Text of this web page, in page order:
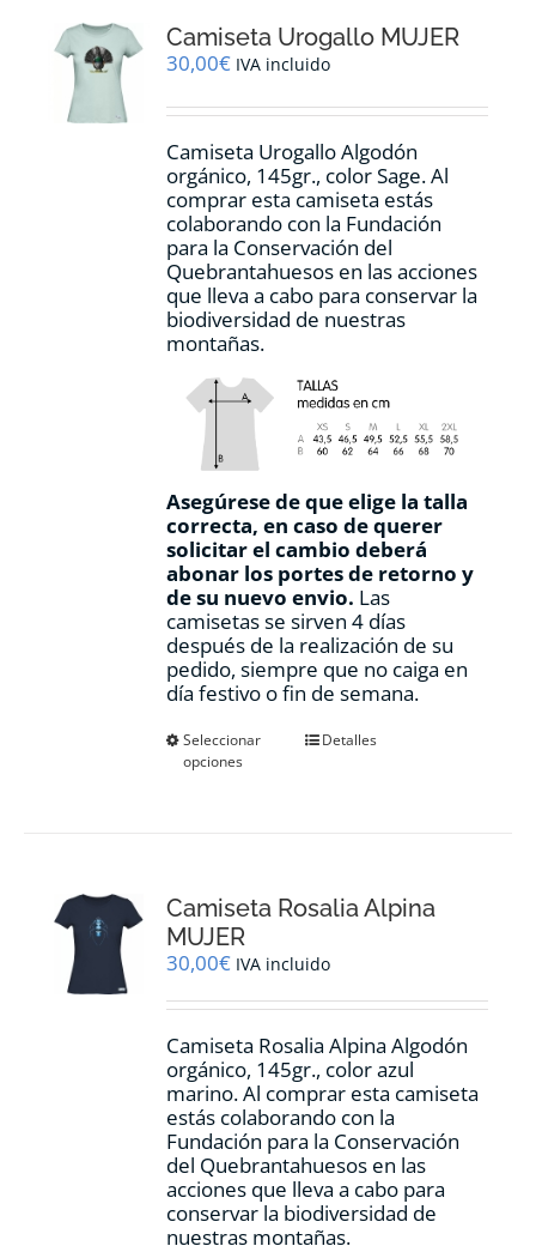
se
pueden
en
página
de
producto
Camiseta Urogallo MUJER
30,00€ IVA incluido
Camiseta Urogallo Algodón
orgánico, 145gr., color Sage. Al
comprar esta camiseta estás
colaborando con la Fundación
para la Conservación del
Quebrantahuesos en las acciones
que lleva a cabo para conservar la
biodiversidad de nuestras
montañas.
Asegúrese de que elige la talla
correcta, en caso de querer
solicitar el cambio deberá
abonar los portes de retorno y
de su nuevo envio. Las
camisetas se sirven 4 días
después de la realización de su
pedido, siempre que no caiga en
día festivo o fin de semana.
Seleccionar
opciones
Este
se
elegir
la
de
producto
Detalles
Camiseta Rosalia Alpina
MUJER
30,00€ IVA incluido
Camiseta Rosalia Alpina Algodón
orgánico, 145gr., color azul
marino. Al comprar esta camiseta
estás colaborando con la
Fundación para la Conservación
del Quebrantahuesos en las
acciones que lleva a cabo para
conservar la biodiversidad de
nuestras montañas.